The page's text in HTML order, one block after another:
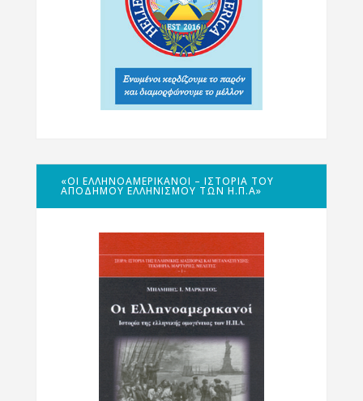
«ΟΙ ΕΛΛΗΝΟΑΜΕΡΙΚΑΝΟΊ – ΙΣΤΟΡΊΑ ΤΟΥ
ΑΠΌΔΗΜΟΥ ΕΛΛΗΝΙΣΜΟΎ ΤΩΝ Η.Π.Α»